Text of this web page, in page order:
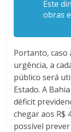
Este
obras
Portanto, caso
urgência, a
público será
Estado. A
déficit
chegar aos R$
possível